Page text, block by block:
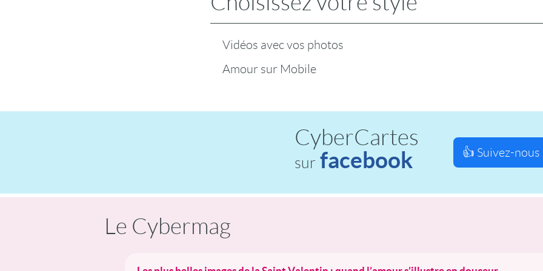
Vidéos avec vos photos
Amour sur Mobile
CyberCartes
sur facebook 👍 Suivez-nous
Le Cybermag